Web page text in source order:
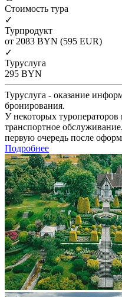
Cтоимость тура
✓
Турпродукт
от 2083 BYN (595 EUR)
✓
Туруслуга
295 BYN
Туруслуга - оказание
бронирования.
У некоторых туроператоров
транспортное
первую очередь после
Подробнее